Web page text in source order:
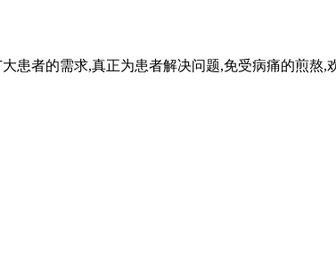
患者的需求,真正为患者解决问题,免受病痛的煎熬,